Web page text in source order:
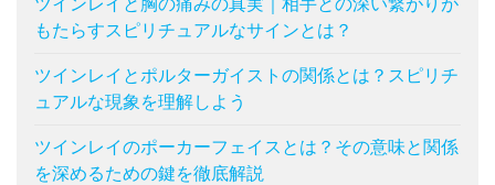
ツインレイと胸の痛みの真実｜相手との深い繋がりが
もたらすスピリチュアルなサインとは？
ツインレイとポルターガイストの関係とは？スピリチ
ュアルな現象を理解しよう
ツインレイのポーカーフェイスとは？その意味と関係
を深めるための鍵を徹底解説